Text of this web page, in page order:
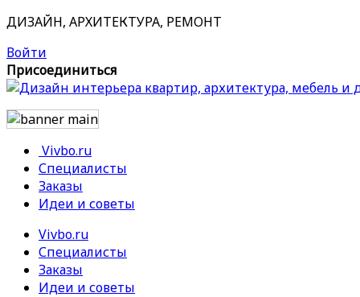
ДИЗАЙН, АРХИТЕКТУРА, РЕМОНТ
Войти
Присоединиться
Vivbo.ru
Специалисты
Заказы
Идеи и советы
Vivbo.ru
Специалисты
Заказы
Идеи и советы